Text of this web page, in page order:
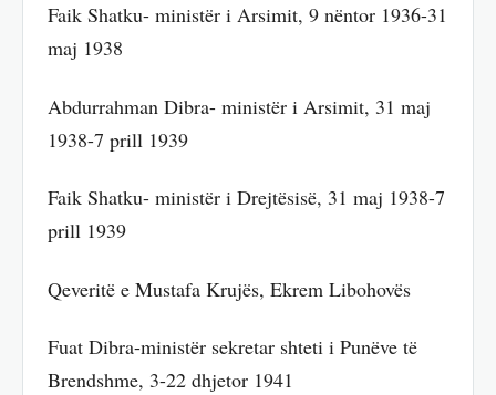
Faik Shatku- ministër i Arsimit, 9 nëntor 1936-31
maj 1938
Abdurrahman Dibra- ministër i Arsimit, 31 maj
1938-7 prill 1939
Faik Shatku- ministër i Drejtësisë, 31 maj 1938-7
prill 1939
Qeveritë e Mustafa Krujës, Ekrem Libohovës
Fuat Dibra-ministër sekretar shteti i Punëve të
Brendshme, 3-22 dhjetor 1941